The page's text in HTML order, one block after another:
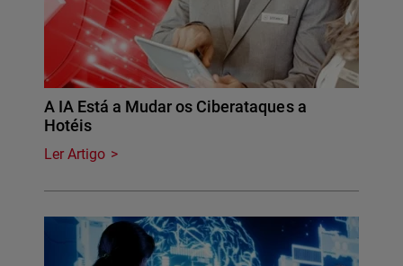
A IA Está a Mudar os Ciberataques a
Hotéis
Ler Artigo